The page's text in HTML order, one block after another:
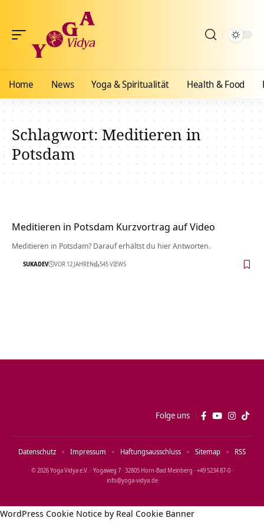
Home News Yoga & Spiritualität Health & Food
Schlagwort:Meditieren in
Potsdam
Meditieren in Potsdam Kurzvortrag auf Video
Meditieren in Potsdam? Darauf erhältst du hier Antworten.
SUKADEV VOR 12 JAHREN 545 VIEWS
Folge uns
© 2026 Yoga Vidya e.V. · Yogaweg 7 · 32805 Horn‑Bad Meinberg · +49 5234 87‑0 ·
info@yoga‑vidya.de
Datenschutz Impressum Haftungsausschluss Sitemap RSS
WordPress Cookie Notice by Real Cookie Banner